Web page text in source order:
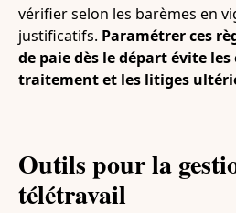
vérifier selon les barèmes en
justificatifs. Paramétrer ces
de paie dès le départ évite les
traitement et les litiges
Outils pour la
télétravail